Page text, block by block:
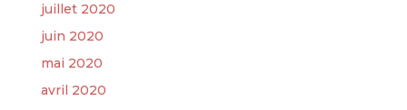
juillet 2020
juin 2020
mai 2020
avril 2020